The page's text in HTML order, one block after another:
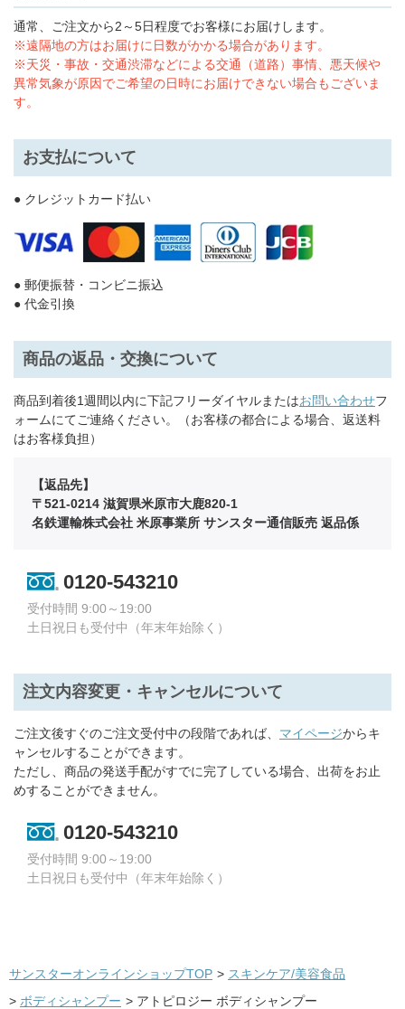
通常、ご注文から2～5日程度でお客様にお届けします。
※遠隔地の方はお届けに日数がかかる場合があります。
※天災・事故・交通渋滞などによる交通（道路）事情、悪天候や
異常気象が原因でご希望の日時にお届けできない場合もございま
す。
お支払について
● クレジットカード払い
● 郵便振替・コンビニ振込
● 代金引換
商品の返品・交換について
商品到着後1週間以内に下記フリーダイヤルまたはお問い合わせフ
ォームにてご連絡ください。（お客様の都合による場合、返送料
はお客様負担）
【返品先】
〒521-0214 滋賀県米原市大鹿820-1
名鉄運輸株式会社 米原事業所 サンスター通信販売 返品係
0120-543210
受付時間 9:00～19:00
土日祝日も受付中（年末年始除く）
注文内容変更・キャンセルについて
ご注文後すぐのご注文受付中の段階であれば、 マイページからキ
ャンセルすることができます。
ただし、商品の発送手配がすでに完了している場合、出荷をお止
めすることができません。
0120-543210
受付時間 9:00～19:00
土日祝日も受付中（年末年始除く）
サンスターオンラインショップTOP > スキンケア/美容食品
> ボディシャンプー > アトピロジー ボディシャンプー